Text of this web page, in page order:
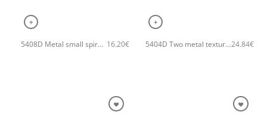
+
5408D Metal small spiral χειροποίητο δαχτυλιδι Catherine bijoux Ασημί 16.20€
+
5404D Two metal textures χειροποίητο δαχτυλιδι Catherine bijoux Χρυσό24.84€